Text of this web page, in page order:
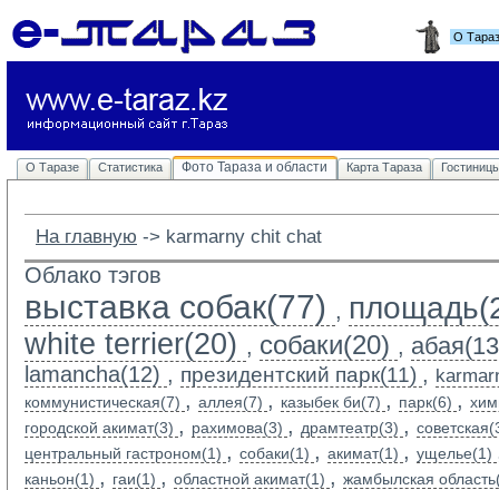
О
О Таразе Статистика Фото Тараза и области Карта Тараза
На главную -> karmarny chit chat
Облако тэгов
выставка собак(77) ,
white terrier(20) , собаки(20) ,
lamancha(12) , президентский парк(11) ,
коммунистическая(7) , аллея(7) , казыбек би(7) , парк(6) ,
городской акимат(3) , рахимова(3) , драмтеатр(3) ,
центральный гастроном(1) , собаки(1) , акимат(1) , ущелье(1)
каньон(1) , гаи(1) , областной акимат(1) , жамбылская